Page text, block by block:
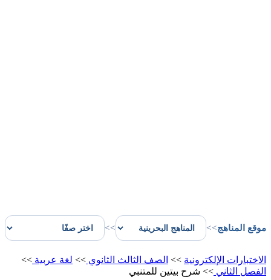
موقع المناهج>>
>>
الاختبارات الإلكترونية >> الصف الثالث الثانوي >> لغة عربية >>
الفصل الثاني >> شرح بيتين للمتنبي